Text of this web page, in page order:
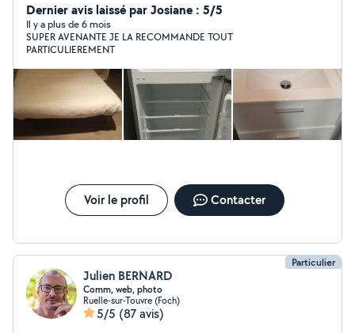
courses Je peu prendre votre repassage et le faire.
Vous le.ramner. les balades m occuper des enfants
surveillante de nuit Accueillir. Accompagner. Chantier de
peinture. Je peu laver vos voitures extérieur. Et
interieur. Classer des dossiers informatique. Faites des
lettres de motivations. Petit. Dépannage informatique.
Petit travaux de plomberie je suis a votre service;
Dernier avis laissé par Josiane : 5/5
Il y a plus de 6 mois
SUPER AVENANTE JE LA RECOMMANDE TOUT
PARTICULIEREMENT
Voir le profil Contacter
Particulier
Julien BERNARD
Comm, web, photo
Ruelle-sur-Touvre (Foch)
5/5 (87 avis)